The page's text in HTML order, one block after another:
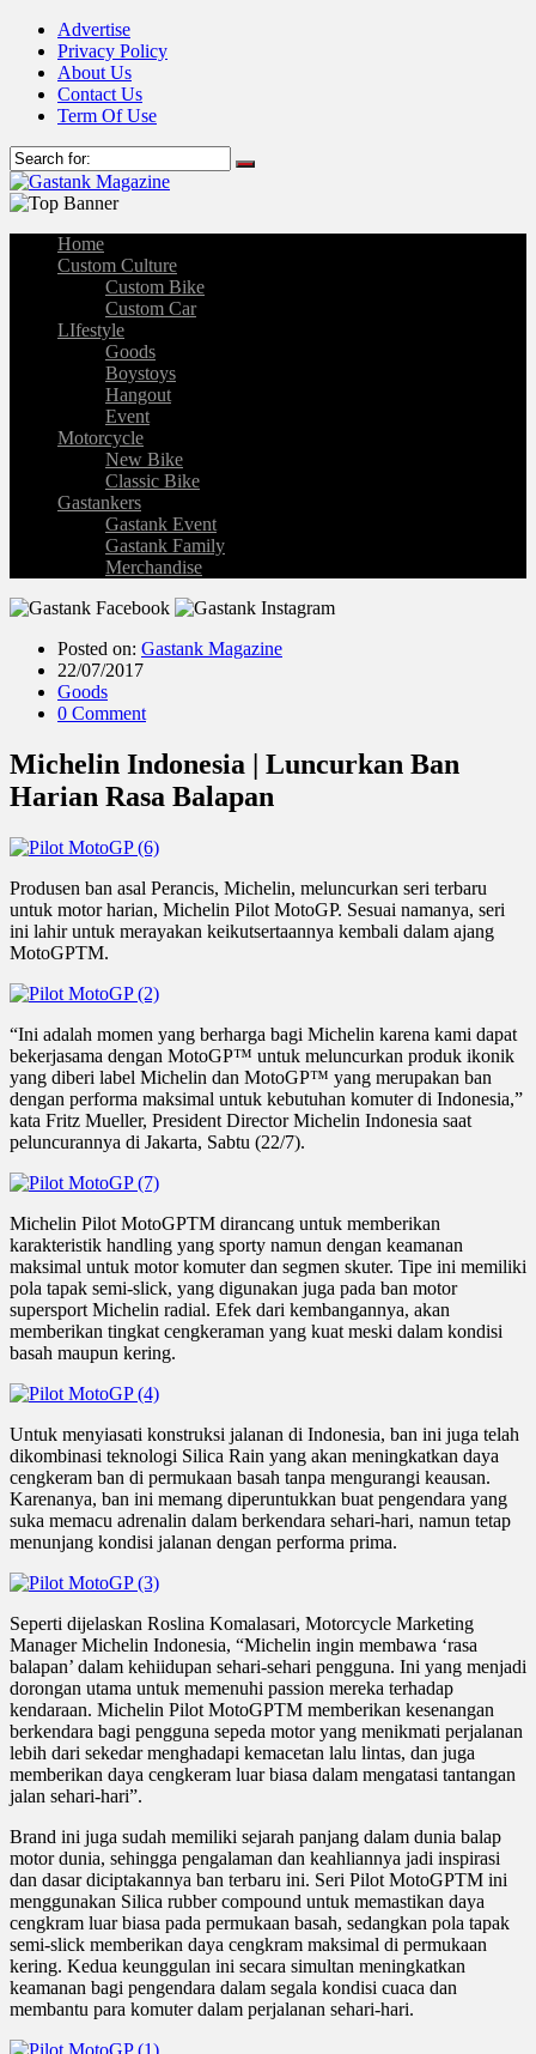
Advertise
Privacy Policy
About Us
Contact Us
Term Of Use
Home
Custom Culture
Custom Bike
Custom Car
LIfestyle
Goods
Boystoys
Hangout
Event
Motorcycle
New Bike
Classic Bike
Gastankers
Gastank Event
Gastank Family
Merchandise
Posted on: Gastank Magazine
22/07/2017
Goods
0 Comment
Michelin Indonesia | Luncurkan Ban
Harian Rasa Balapan
Produsen ban asal Perancis, Michelin, meluncurkan seri terbaru
untuk motor harian, Michelin Pilot MotoGP. Sesuai namanya, seri
ini lahir untuk merayakan keikutsertaannya kembali dalam ajang
MotoGPTM.
“Ini adalah momen yang berharga bagi Michelin karena kami dapat
bekerjasama dengan MotoGP™ untuk meluncurkan produk ikonik
yang diberi label Michelin dan MotoGP™ yang merupakan ban
dengan performa maksimal untuk kebutuhan komuter di Indonesia,”
kata Fritz Mueller, President Director Michelin Indonesia saat
peluncurannya di Jakarta, Sabtu (22/7).
Michelin Pilot MotoGPTM dirancang untuk memberikan
karakteristik handling yang sporty namun dengan keamanan
maksimal untuk motor komuter dan segmen skuter. Tipe ini memiliki
pola tapak semi-slick, yang digunakan juga pada ban motor
supersport Michelin radial. Efek dari kembangannya, akan
memberikan tingkat cengkeraman yang kuat meski dalam kondisi
basah maupun kering.
Untuk menyiasati konstruksi jalanan di Indonesia, ban ini juga telah
dikombinasi teknologi Silica Rain yang akan meningkatkan daya
cengkeram ban di permukaan basah tanpa mengurangi keausan.
Karenanya, ban ini memang diperuntukkan buat pengendara yang
suka memacu adrenalin dalam berkendara sehari-hari, namun tetap
menunjang kondisi jalanan dengan performa prima.
Seperti dijelaskan Roslina Komalasari, Motorcycle Marketing
Manager Michelin Indonesia, “Michelin ingin membawa ‘rasa
balapan’ dalam kehiidupan sehari-sehari pengguna. Ini yang menjadi
dorongan utama untuk memenuhi passion mereka terhadap
kendaraan. Michelin Pilot MotoGPTM memberikan kesenangan
berkendara bagi pengguna sepeda motor yang menikmati perjalanan
lebih dari sekedar menghadapi kemacetan lalu lintas, dan juga
memberikan daya cengkeram luar biasa dalam mengatasi tantangan
jalan sehari-hari”.
Brand ini juga sudah memiliki sejarah panjang dalam dunia balap
motor dunia, sehingga pengalaman dan keahliannya jadi inspirasi
dan dasar diciptakannya ban terbaru ini. Seri Pilot MotoGPTM ini
menggunakan Silica rubber compound untuk memastikan daya
cengkram luar biasa pada permukaan basah, sedangkan pola tapak
semi-slick memberikan daya cengkram maksimal di permukaan
kering. Kedua keunggulan ini secara simultan meningkatkan
keamanan bagi pengendara dalam segala kondisi cuaca dan
membantu para komuter dalam perjalanan sehari-hari.